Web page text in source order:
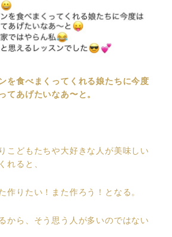
を食べまくってくれる娘たちに今度
てあげたいなあ〜と。
こどもたちや大好きな人が美味しい
れると、
作りたい！また作ろう！となる。
から、そう思う人が多いのではない